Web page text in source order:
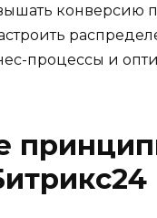
конверсию
процессы и